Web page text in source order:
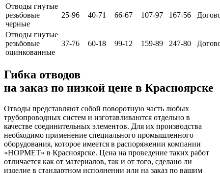
Отводы гнутые
резьбовые
черные
25-96 40-71 66-67 107-97 167-56
Отводы гнутые
резьбовые
оцинкованные
37-76 60-18 99-12 159-89 247-80
Гибка отводов
на заказ по низкой цене в Красноярске
Отводы представляют собой поворотную часть любых
трубопроводных систем и изготавливаются отдельно в
качестве соединительных элементов. Для их производства
необходимо применение специального промышленного
оборудования, которое имеется в распоряжении компании
«НОРМЕТ» в Красноярске. Цена на проведение таких работ
отличается как от материалов, так и от того, сделано ли
изделие в стандартном исполнении или на заказ по вашим